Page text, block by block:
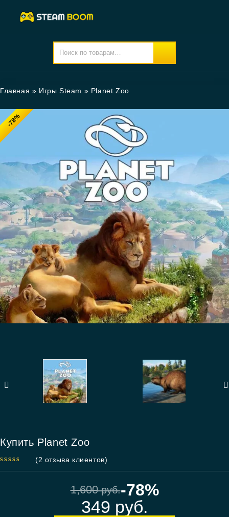
Главная » Игры Steam » Planet Zoo
-78%
Купить Planet Zoo
(2 отзыва клиентов)
1,600руб.-78%
349 руб.